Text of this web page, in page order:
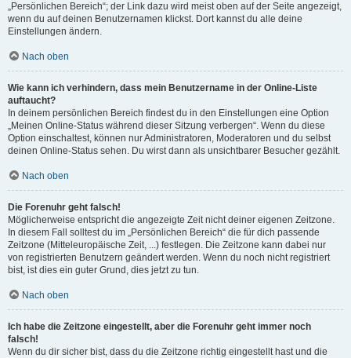
„Persönlichen Bereich“; der Link dazu wird meist oben auf der Seite angezeigt,
wenn du auf deinen Benutzernamen klickst. Dort kannst du alle deine
Einstellungen ändern.
Nach oben
Wie kann ich verhindern, dass mein Benutzername in der Online-Liste
auftaucht?
In deinem persönlichen Bereich findest du in den Einstellungen eine Option
„Meinen Online-Status während dieser Sitzung verbergen“. Wenn du diese
Option einschaltest, können nur Administratoren, Moderatoren und du selbst
deinen Online-Status sehen. Du wirst dann als unsichtbarer Besucher gezählt.
Nach oben
Die Forenuhr geht falsch!
Möglicherweise entspricht die angezeigte Zeit nicht deiner eigenen Zeitzone.
In diesem Fall solltest du im „Persönlichen Bereich“ die für dich passende
Zeitzone (Mitteleuropäische Zeit, ...) festlegen. Die Zeitzone kann dabei nur
von registrierten Benutzern geändert werden. Wenn du noch nicht registriert
bist, ist dies ein guter Grund, dies jetzt zu tun.
Nach oben
Ich habe die Zeitzone eingestellt, aber die Forenuhr geht immer noch
falsch!
Wenn du dir sicher bist, dass du die Zeitzone richtig eingestellt hast und die